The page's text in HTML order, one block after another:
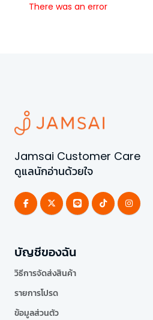
There was an error
Jamsai Customer Care
ดูแลนักอ่านด้วยใจ
บัญชีของฉัน
วิธีการจัดส่งสินค้า
รายการโปรด
ข้อมูลส่วนตัว